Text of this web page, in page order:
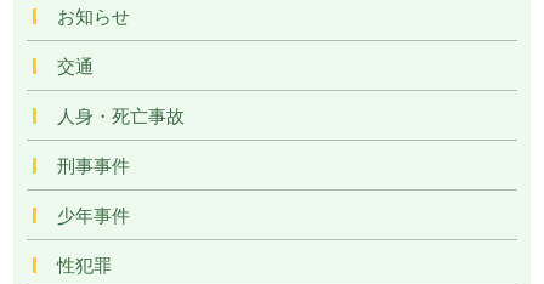
お知らせ
交通
人身・死亡事故
刑事事件
少年事件
性犯罪